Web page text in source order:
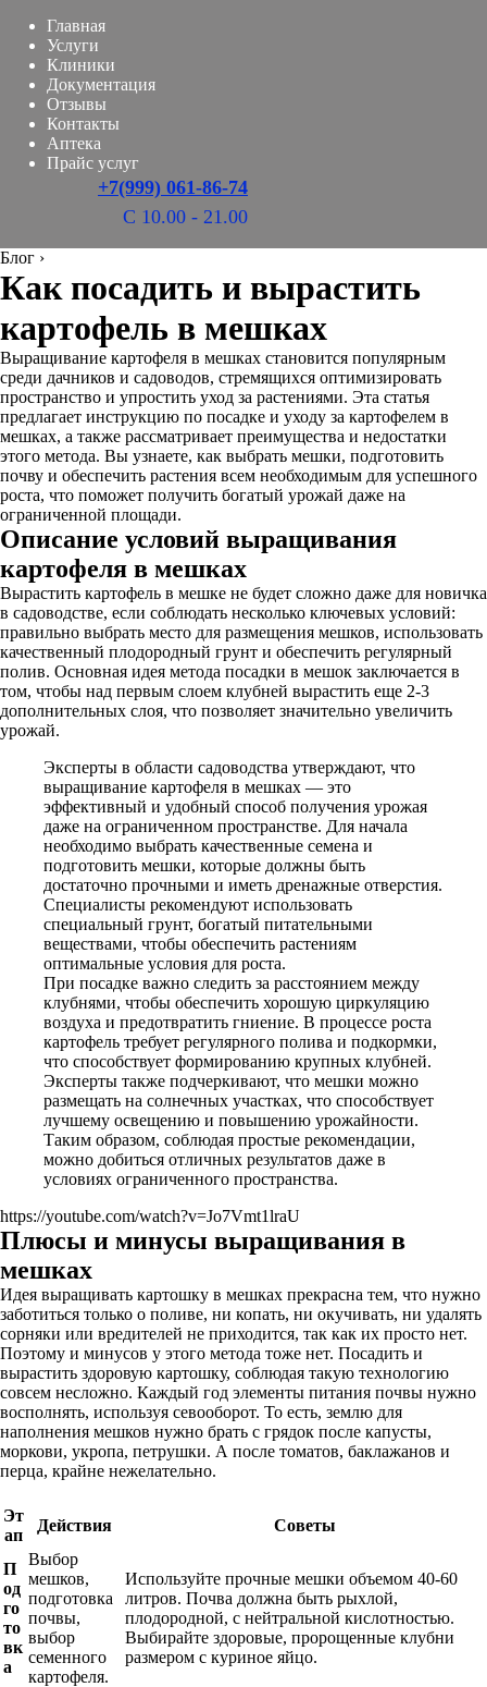
Главная
Услуги
Клиники
Документация
Отзывы
Контакты
Аптека
Прайс услуг
+7(999) 061-86-74
С 10.00 - 21.00
Блог ›
Как посадить и вырастить
картофель в мешках
Выращивание картофеля в мешках становится популярным
среди дачников и садоводов, стремящихся оптимизировать
пространство и упростить уход за растениями. Эта статья
предлагает инструкцию по посадке и уходу за картофелем в
мешках, а также рассматривает преимущества и недостатки
этого метода. Вы узнаете, как выбрать мешки, подготовить
почву и обеспечить растения всем необходимым для успешного
роста, что поможет получить богатый урожай даже на
ограниченной площади.
Описание условий выращивания
картофеля в мешках
Вырастить картофель в мешке не будет сложно даже для новичка
в садоводстве, если соблюдать несколько ключевых условий:
правильно выбрать место для размещения мешков, использовать
качественный плодородный грунт и обеспечить регулярный
полив. Основная идея метода посадки в мешок заключается в
том, чтобы над первым слоем клубней вырастить еще 2-3
дополнительных слоя, что позволяет значительно увеличить
урожай.
Эксперты в области садоводства утверждают, что
выращивание картофеля в мешках — это
эффективный и удобный способ получения урожая
даже на ограниченном пространстве. Для начала
необходимо выбрать качественные семена и
подготовить мешки, которые должны быть
достаточно прочными и иметь дренажные отверстия.
Специалисты рекомендуют использовать
специальный грунт, богатый питательными
веществами, чтобы обеспечить растениям
оптимальные условия для роста.
При посадке важно следить за расстоянием между
клубнями, чтобы обеспечить хорошую циркуляцию
воздуха и предотвратить гниение. В процессе роста
картофель требует регулярного полива и подкормки,
что способствует формированию крупных клубней.
Эксперты также подчеркивают, что мешки можно
размещать на солнечных участках, что способствует
лучшему освещению и повышению урожайности.
Таким образом, соблюдая простые рекомендации,
можно добиться отличных результатов даже в
условиях ограниченного пространства.
https://youtube.com/watch?v=Jo7Vmt1lraU
Плюсы и минусы выращивания в
мешках
Идея выращивать картошку в мешках прекрасна тем, что нужно
заботиться только о поливе, ни копать, ни окучивать, ни удалять
сорняки или вредителей не приходится, так как их просто нет.
Поэтому и минусов у этого метода тоже нет. Посадить и
вырастить здоровую картошку, соблюдая такую технологию
совсем несложно. Каждый год элементы питания почвы нужно
восполнять, используя севооборот. То есть, землю для
наполнения мешков нужно брать с грядок после капусты,
моркови, укропа, петрушки. А после томатов, баклажанов и
перца, крайне нежелательно.
Эт
ап
Действия Советы
П
од
го
то
вк
а
Выбор
мешков,
подготовка
почвы,
выбор
семенного
картофеля.
Используйте прочные мешки объемом 40-60
литров. Почва должна быть рыхлой,
плодородной, с нейтральной кислотностью.
Выбирайте здоровые, пророщенные клубни
размером с куриное яйцо.